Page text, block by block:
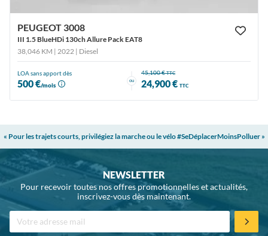
PEUGEOT 3008
III 1.5 BlueHDi 130ch Allure Pack EAT8
38,046 KM | 2022 | Diesel
LOA sans apport dès
500 €/mois
ou
45,100 €TTC
24,900 € TTC
« Pour les trajets courts, privilégiez la marche ou le vélo #SeDéplacerMoinsPolluer »
NEWSLETTER
Pour recevoir toutes nos offres promotionnelles et actualités,
inscrivez-vous dès maintenant.